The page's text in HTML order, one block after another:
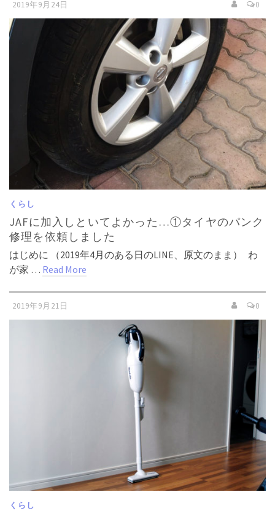
2019年9月24日 0
くらし
JAFに加入しといてよかった…①タイヤのパンク
修理を依頼しました
はじめに （2019年4月のある日のLINE、原文のまま） わ
が家 … Read More
2019年9月21日 0
くらし